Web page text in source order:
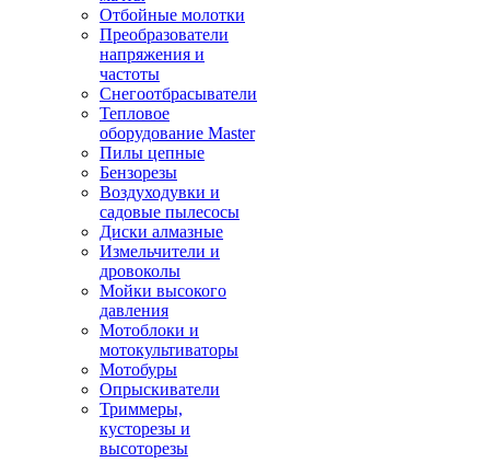
Отбойные молотки
Преобразователи
напряжения и
частоты
Снегоотбрасыватели
Тепловое
оборудование Master
Пилы цепные
Бензорезы
Воздуходувки и
садовые пылесосы
Диски алмазные
Измельчители и
дровоколы
Мойки высокого
давления
Мотоблоки и
мотокультиваторы
Мотобуры
Опрыскиватели
Триммеры,
кусторезы и
высоторезы